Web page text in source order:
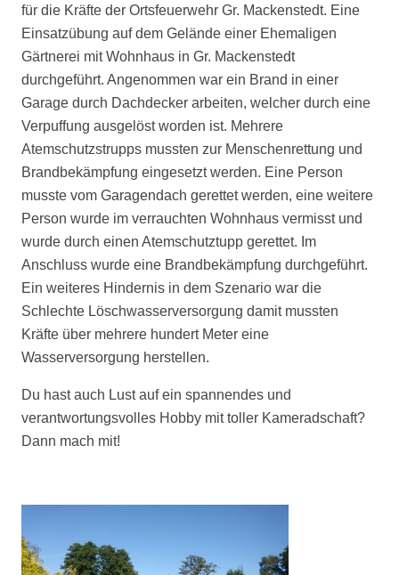
für die Kräfte der Ortsfeuerwehr Gr. Mackenstedt. Eine
Einsatzübung auf dem Gelände einer Ehemaligen
Gärtnerei mit Wohnhaus in Gr. Mackenstedt
durchgeführt. Angenommen war ein Brand in einer
Garage durch Dachdecker arbeiten, welcher durch eine
Verpuffung ausgelöst worden ist. Mehrere
Atemschutzstrupps mussten zur Menschenrettung und
Brandbekämpfung eingesetzt werden. Eine Person
musste vom Garagendach gerettet werden, eine weitere
Person wurde im verrauchten Wohnhaus vermisst und
wurde durch einen Atemschutztupp gerettet. Im
Anschluss wurde eine Brandbekämpfung durchgeführt.
Ein weiteres Hindernis in dem Szenario war die
Schlechte Löschwasserversorgung damit mussten
Kräfte über mehrere hundert Meter eine
Wasserversorgung herstellen.
Du hast auch Lust auf ein spannendes und
verantwortungsvolles Hobby mit toller Kameradschaft?
Dann mach mit!